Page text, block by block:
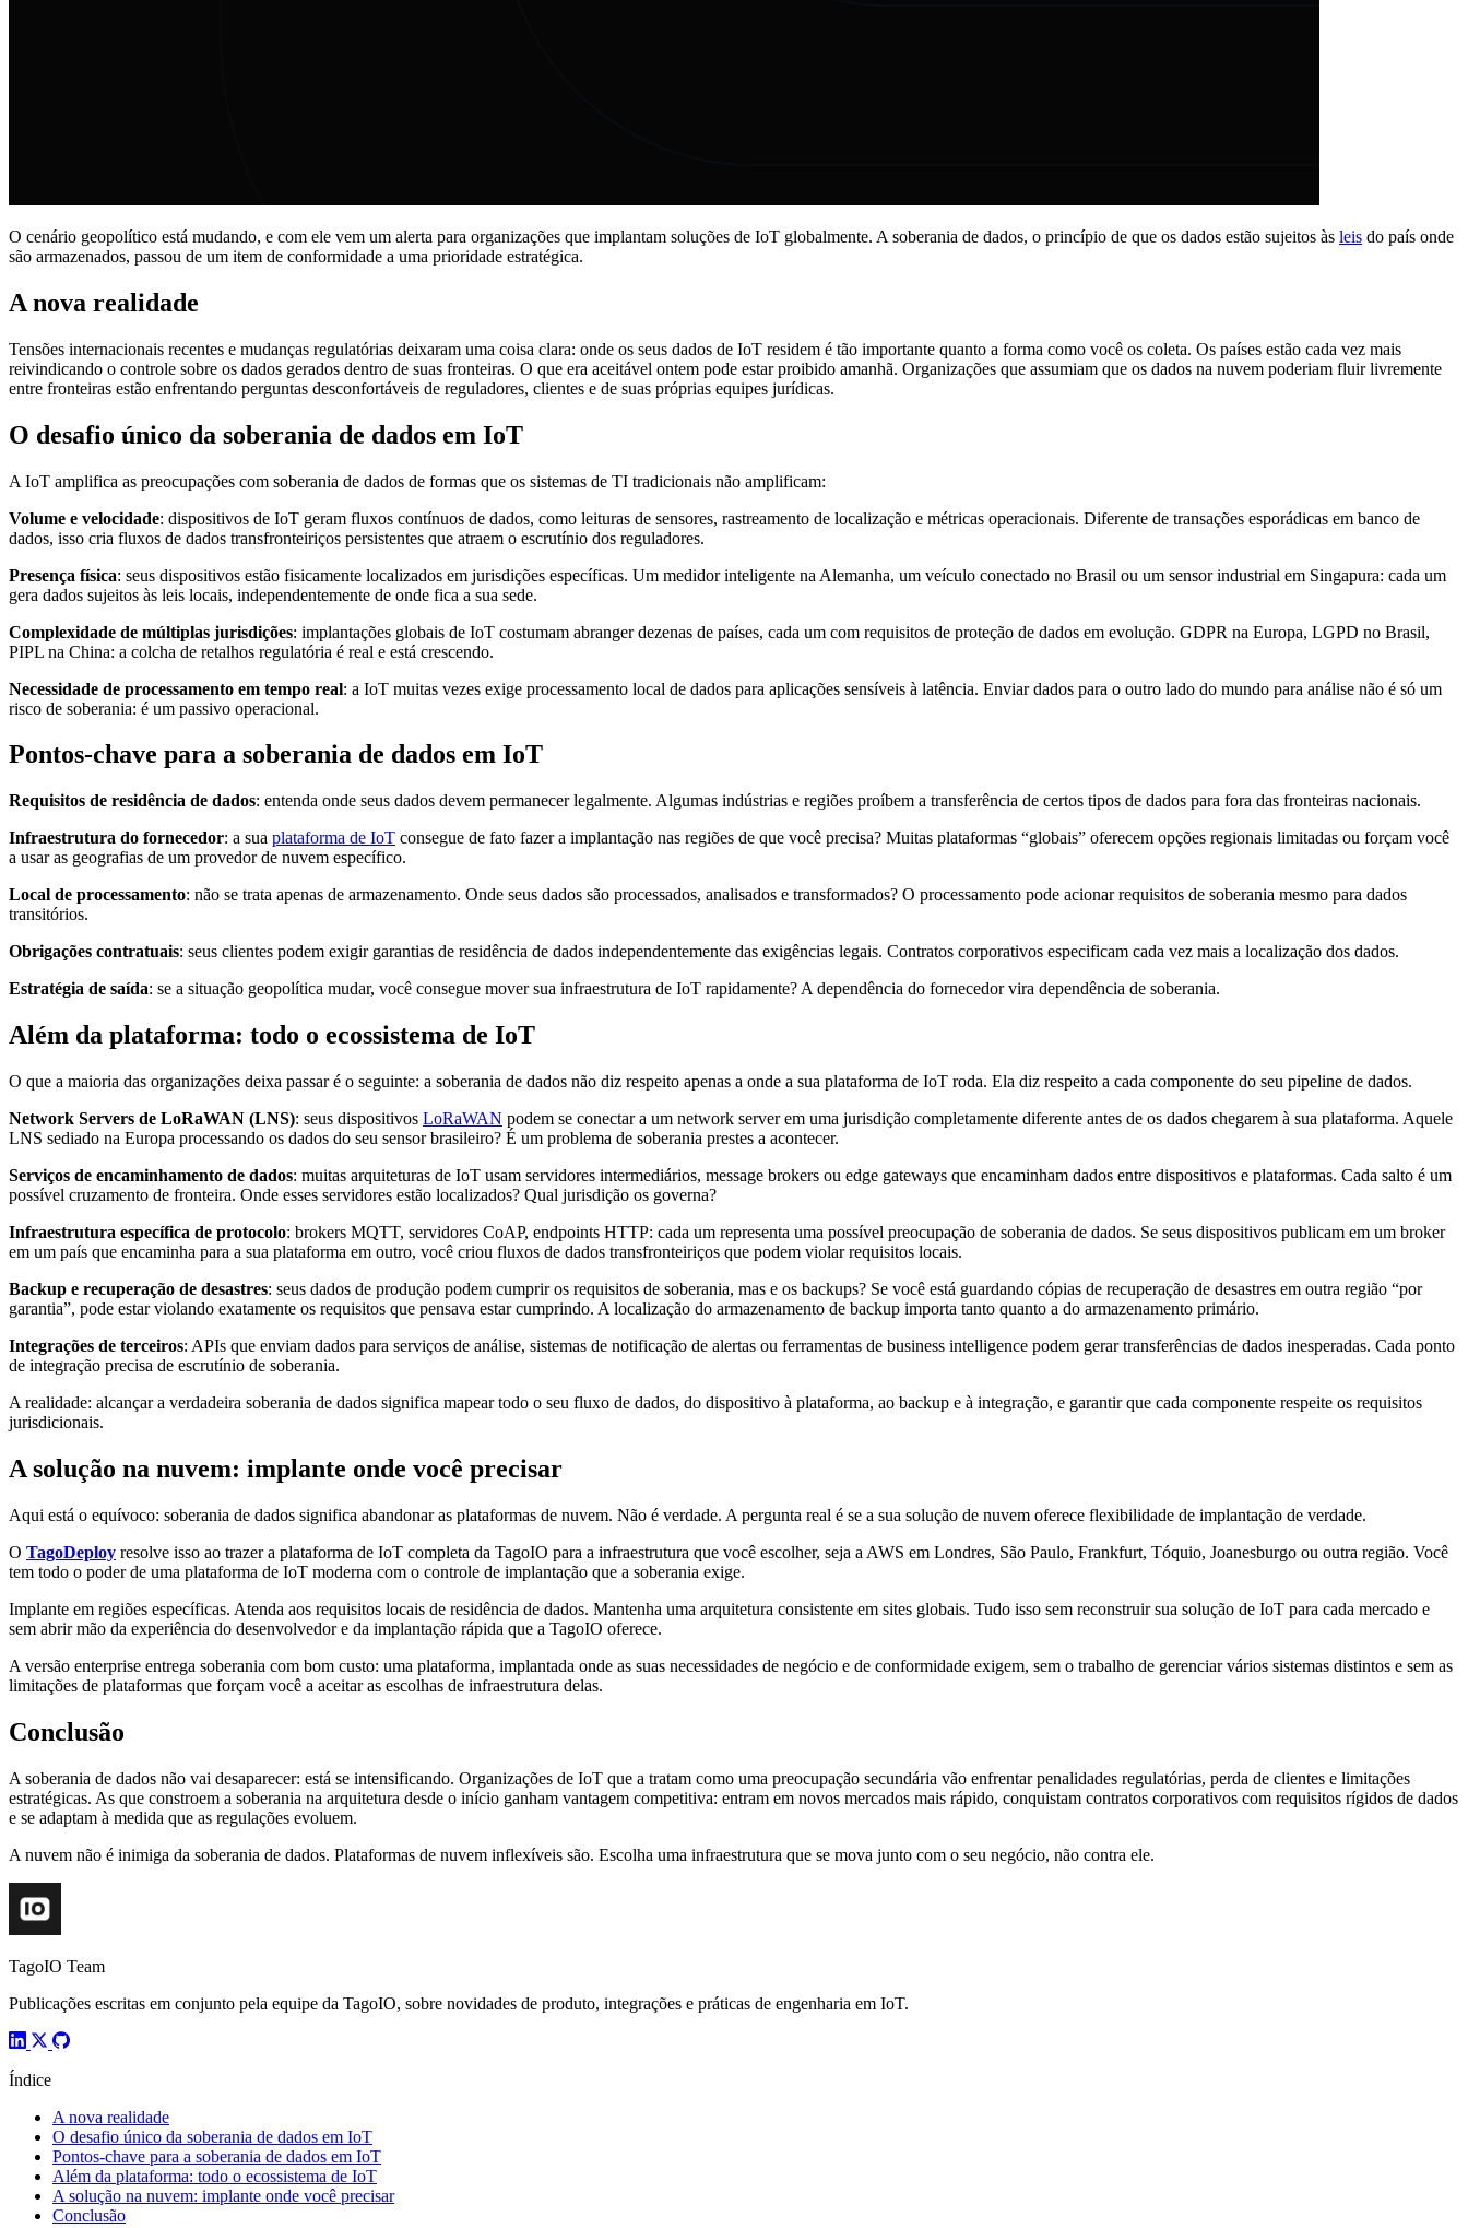
O cenário geopolítico está mudando, e com ele vem um alerta para organizações que implantam soluções de IoT globalmente. A soberania de dados, o princípio de que os dados estão sujeitos às leis do país onde
são armazenados, passou de um item de conformidade a uma prioridade estratégica.
A nova realidade
Tensões internacionais recentes e mudanças regulatórias deixaram uma coisa clara: onde os seus dados de IoT residem é tão importante quanto a forma como você os coleta. Os países estão cada vez mais
reivindicando o controle sobre os dados gerados dentro de suas fronteiras. O que era aceitável ontem pode estar proibido amanhã. Organizações que assumiam que os dados na nuvem poderiam fluir livremente
entre fronteiras estão enfrentando perguntas desconfortáveis de reguladores, clientes e de suas próprias equipes jurídicas.
O desafio único da soberania de dados em IoT
A IoT amplifica as preocupações com soberania de dados de formas que os sistemas de TI tradicionais não amplificam:
Volume e velocidade: dispositivos de IoT geram fluxos contínuos de dados, como leituras de sensores, rastreamento de localização e métricas operacionais. Diferente de transações esporádicas em banco de
dados, isso cria fluxos de dados transfronteiriços persistentes que atraem o escrutínio dos reguladores.
Presença física: seus dispositivos estão fisicamente localizados em jurisdições específicas. Um medidor inteligente na Alemanha, um veículo conectado no Brasil ou um sensor industrial em Singapura: cada um
gera dados sujeitos às leis locais, independentemente de onde fica a sua sede.
Complexidade de múltiplas jurisdições: implantações globais de IoT costumam abranger dezenas de países, cada um com requisitos de proteção de dados em evolução. GDPR na Europa, LGPD no Brasil,
PIPL na China: a colcha de retalhos regulatória é real e está crescendo.
Necessidade de processamento em tempo real: a IoT muitas vezes exige processamento local de dados para aplicações sensíveis à latência. Enviar dados para o outro lado do mundo para análise não é só um
risco de soberania: é um passivo operacional.
Pontos-chave para a soberania de dados em IoT
Requisitos de residência de dados: entenda onde seus dados devem permanecer legalmente. Algumas indústrias e regiões proíbem a transferência de certos tipos de dados para fora das fronteiras nacionais.
Infraestrutura do fornecedor: a sua plataforma de IoT consegue de fato fazer a implantação nas regiões de que você precisa? Muitas plataformas “globais” oferecem opções regionais limitadas ou forçam você
a usar as geografias de um provedor de nuvem específico.
Local de processamento: não se trata apenas de armazenamento. Onde seus dados são processados, analisados e transformados? O processamento pode acionar requisitos de soberania mesmo para dados
transitórios.
Obrigações contratuais: seus clientes podem exigir garantias de residência de dados independentemente das exigências legais. Contratos corporativos especificam cada vez mais a localização dos dados.
Estratégia de saída: se a situação geopolítica mudar, você consegue mover sua infraestrutura de IoT rapidamente? A dependência do fornecedor vira dependência de soberania.
Além da plataforma: todo o ecossistema de IoT
O que a maioria das organizações deixa passar é o seguinte: a soberania de dados não diz respeito apenas a onde a sua plataforma de IoT roda. Ela diz respeito a cada componente do seu pipeline de dados.
Network Servers de LoRaWAN (LNS): seus dispositivos LoRaWAN podem se conectar a um network server em uma jurisdição completamente diferente antes de os dados chegarem à sua plataforma. Aquele
LNS sediado na Europa processando os dados do seu sensor brasileiro? É um problema de soberania prestes a acontecer.
Serviços de encaminhamento de dados: muitas arquiteturas de IoT usam servidores intermediários, message brokers ou edge gateways que encaminham dados entre dispositivos e plataformas. Cada salto é um
possível cruzamento de fronteira. Onde esses servidores estão localizados? Qual jurisdição os governa?
Infraestrutura específica de protocolo: brokers MQTT, servidores CoAP, endpoints HTTP: cada um representa uma possível preocupação de soberania de dados. Se seus dispositivos publicam em um broker
em um país que encaminha para a sua plataforma em outro, você criou fluxos de dados transfronteiriços que podem violar requisitos locais.
Backup e recuperação de desastres: seus dados de produção podem cumprir os requisitos de soberania, mas e os backups? Se você está guardando cópias de recuperação de desastres em outra região “por
garantia”, pode estar violando exatamente os requisitos que pensava estar cumprindo. A localização do armazenamento de backup importa tanto quanto a do armazenamento primário.
Integrações de terceiros: APIs que enviam dados para serviços de análise, sistemas de notificação de alertas ou ferramentas de business intelligence podem gerar transferências de dados inesperadas. Cada ponto
de integração precisa de escrutínio de soberania.
A realidade: alcançar a verdadeira soberania de dados significa mapear todo o seu fluxo de dados, do dispositivo à plataforma, ao backup e à integração, e garantir que cada componente respeite os requisitos
jurisdicionais.
A solução na nuvem: implante onde você precisar
Aqui está o equívoco: soberania de dados significa abandonar as plataformas de nuvem. Não é verdade. A pergunta real é se a sua solução de nuvem oferece flexibilidade de implantação de verdade.
O TagoDeploy resolve isso ao trazer a plataforma de IoT completa da TagoIO para a infraestrutura que você escolher, seja a AWS em Londres, São Paulo, Frankfurt, Tóquio, Joanesburgo ou outra região. Você
tem todo o poder de uma plataforma de IoT moderna com o controle de implantação que a soberania exige.
Implante em regiões específicas. Atenda aos requisitos locais de residência de dados. Mantenha uma arquitetura consistente em sites globais. Tudo isso sem reconstruir sua solução de IoT para cada mercado e
sem abrir mão da experiência do desenvolvedor e da implantação rápida que a TagoIO oferece.
A versão enterprise entrega soberania com bom custo: uma plataforma, implantada onde as suas necessidades de negócio e de conformidade exigem, sem o trabalho de gerenciar vários sistemas distintos e sem as
limitações de plataformas que forçam você a aceitar as escolhas de infraestrutura delas.
Conclusão
A soberania de dados não vai desaparecer: está se intensificando. Organizações de IoT que a tratam como uma preocupação secundária vão enfrentar penalidades regulatórias, perda de clientes e limitações
estratégicas. As que constroem a soberania na arquitetura desde o início ganham vantagem competitiva: entram em novos mercados mais rápido, conquistam contratos corporativos com requisitos rígidos de dados
e se adaptam à medida que as regulações evoluem.
A nuvem não é inimiga da soberania de dados. Plataformas de nuvem inflexíveis são. Escolha uma infraestrutura que se mova junto com o seu negócio, não contra ele.
TagoIO Team
Publicações escritas em conjunto pela equipe da TagoIO, sobre novidades de produto, integrações e práticas de engenharia em IoT.
Índice
A nova realidade
O desafio único da soberania de dados em IoT
Pontos-chave para a soberania de dados em IoT
Além da plataforma: todo o ecossistema de IoT
A solução na nuvem: implante onde você precisar
Conclusão